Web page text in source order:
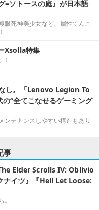
=ソトースの庭』が日本語
眼死神美少女など、属性てんこ
Xsolla特集
し。「Lenovo Legion To
“全てこなせるゲーミング
ンテナンスしやすい構造もあり
事
Elder Scrolls IV: Oblivio
ナイツ』『Hell Let Loose: